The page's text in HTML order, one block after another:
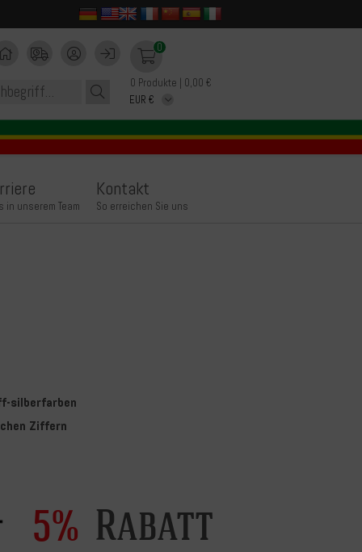
0
0 Produkte | 0,00 €
in unserem Team
Kontakt
So erreichen Sie uns
silberfarben
Ziffern
5% Rabatt